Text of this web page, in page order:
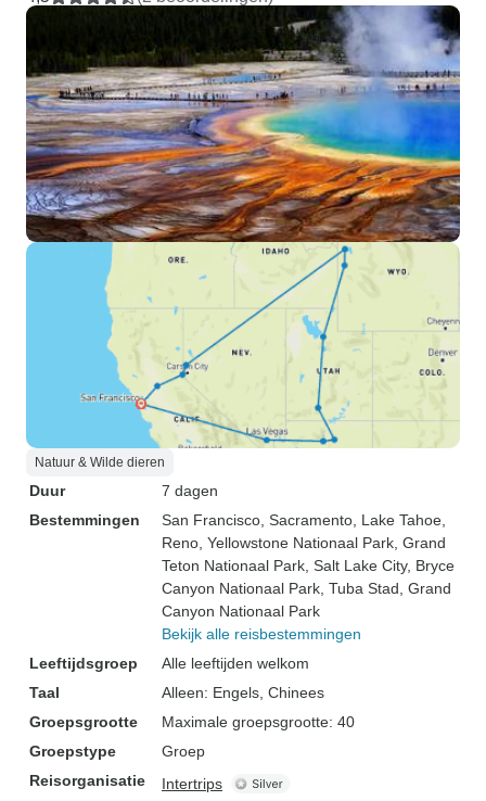
Natuur & Wilde dieren
Duur
7 dagen
Bestemmingen
San Francisco , Sacramento , Lake Tahoe
Reno , Yellowstone Nationaal Park , Grand
Teton Nationaal Park , Salt Lake City, Bryce
Canyon Nationaal Park , Tuba Stad , Grand
Canyon Nationaal Park
Bekijk alle reisbestemmingen
Leeftijdsgroep
Alle leeftijden welkom
Taal
Alleen: Engels, Chinees
Groepsgrootte
Maximale groepsgrootte: 40
Groepstype
Groep
Reisorganisatie
Intertrips